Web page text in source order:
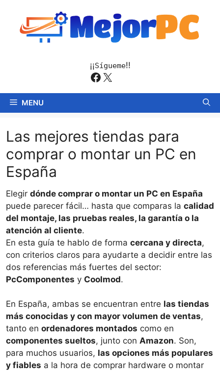
contenido
¡¡Sígueme!!
Facebook
X
MENU
Las mejores tiendas para
comprar o montar un PC en
España
Elegir dónde comprar o montar un PC en España
puede parecer fácil… hasta que comparas la calidad
del montaje, las pruebas reales, la garantía o la
atención al cliente.
En esta guía te hablo de forma cercana y directa,
con criterios claros para ayudarte a decidir entre las
dos referencias más fuertes del sector:
PcComponentes y Coolmod.
En España, ambas se encuentran entre las tiendas
más conocidas y con mayor volumen de ventas,
tanto en ordenadores montados como en
componentes sueltos, junto con Amazon. Son,
para muchos usuarios, las opciones más populares
y fiables a la hora de comprar hardware o montar